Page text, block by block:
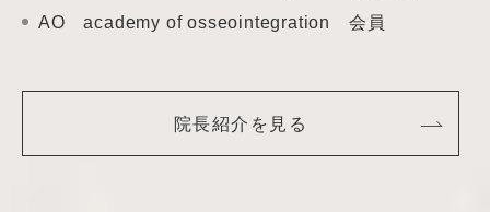
AO academy ofosseointegration 会員
院長紹介を見る